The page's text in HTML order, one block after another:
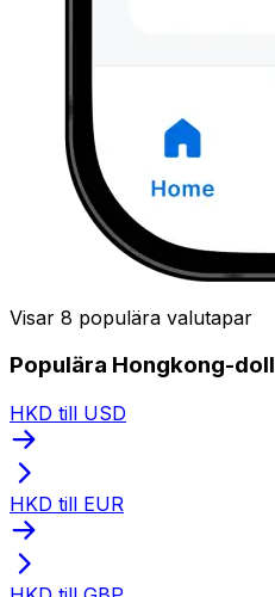
Visar 8 populära valutapar
Populära Hongkong-
HKD till USD
HKD till EUR